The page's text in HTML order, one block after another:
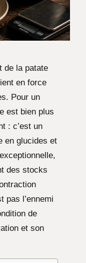
de la patate
en force
Pour un
est bien plus
: c’est un
en glucides et
des stocks
pas l’ennemi
de
et son